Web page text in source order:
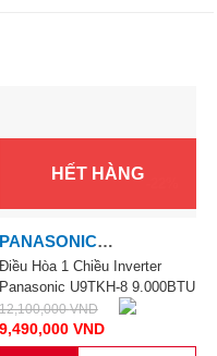
HẾT HÀNG
PANASONIC
PANASONIC INVERTER
9000BTU
Điều Hòa 1 Chiều Inverter
Panasonic U9TKH-8 9.000BTU
12,100,000VND
9,490,000 VND